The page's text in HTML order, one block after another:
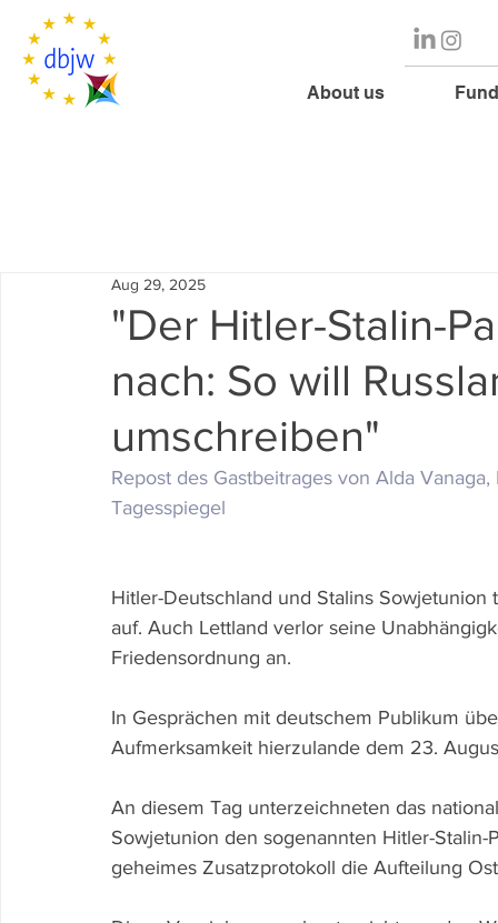
About us
"Der Hitler-Stalin-
nach: So will
umschreiben"
Aug 29, 2025
Repost des Gastbeitrages von Alda
Tagesspiegel
Hitler-Deutschland und Stalins
auf. Auch Lettland verlor seine
Friedensordnung an.
In Gesprächen mit deutschem Publikum
Aufmerksamkeit hierzulande dem 23.
An diesem Tag unterzeichneten das
Sowjetunion den sogenannten Hitler-
geheimes Zusatzprotokoll die Aufteilung